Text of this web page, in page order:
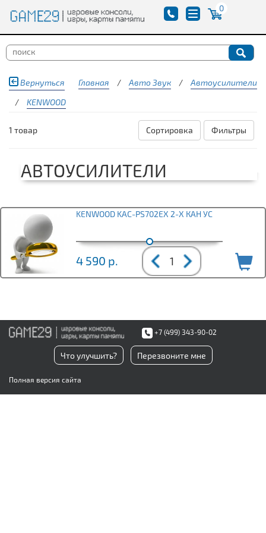
0
Вернуться Главная / Авто Звук /
Автоусилители
/
KENWOOD
1 товар Фильтры
Сортировка
АВТОУСИЛИТЕЛИ
KENWOOD KAC-PS702EX 2-Х КАН УС
4 590 р.
+7 (499) 343-90-02
Что улучшить? Перезвоните мне
Полная версия сайта